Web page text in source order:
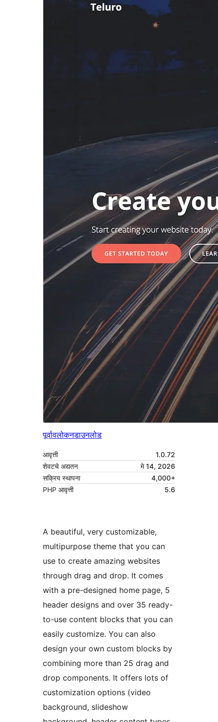
पूर्वावलोकनडाउनलोड
आवृत्ती
1.0.72
शेवटचे अद्यतन
मे 14, 2026
सक्रिय स्थापना
4,000+
PHP आवृत्ती
5.6
A beautiful, very customizable,
multipurpose theme that you can
use to create amazing websites
through drag and drop. It comes
with a pre-designed home page, 5
header designs and over 35 ready-
to-use content blocks that you can
easily customize. You can also
design your own custom blocks by
combining more than 25 drag and
drop components. It offers lots of
customization options (video
background, slideshow